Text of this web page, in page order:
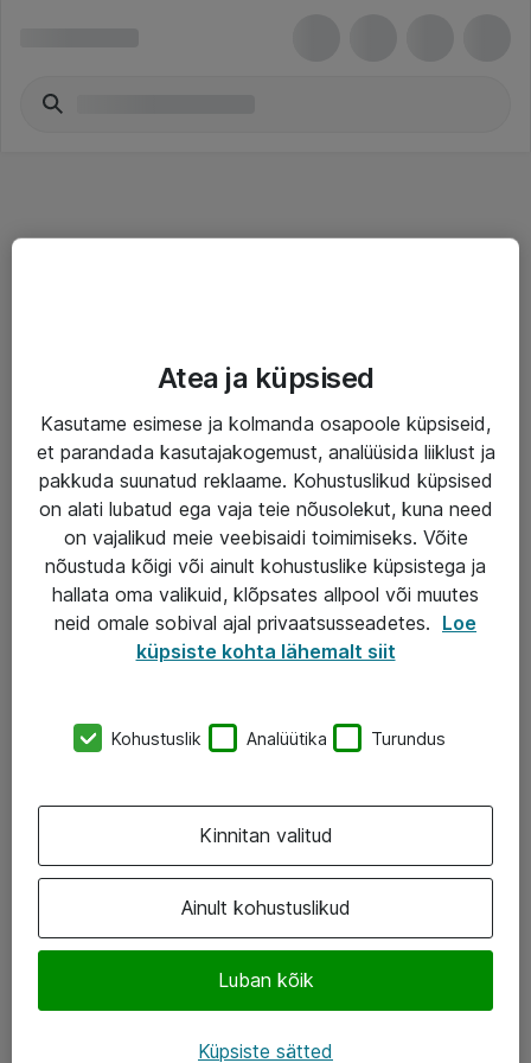
Haldusteenused
Garantii
Turva- ja nõrkvoolulahendused
AS ATEA
+372 659 3591
Järvevana tee 7b, 10112 Tallinn
Facebook
Atea ja küpsised
Kasutame esimese ja kolmanda osapoole küpsiseid,
et parandada kasutajakogemust, analüüsida liiklust ja
pakkuda suunatud reklaame. Kohustuslikud küpsised
on alati lubatud ega vaja teie nõusolekut, kuna need
on vajalikud meie veebisaidi toimimiseks. Võite
nõustuda kõigi või ainult kohustuslike küpsistega ja
hallata oma valikuid, klõpsates allpool või muutes
neid omale sobival ajal privaatsusseadetes. Loe
küpsiste kohta lähemalt siit
Kohustuslik Analüütika Turundus
Ainult kohustuslikud
Luban kõik
Kinnitan valitud
Küpsiste sätted